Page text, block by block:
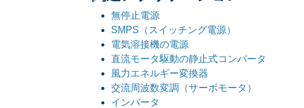
無停止電源
SMPS（スイッチング電源）
電気溶接機の電源
直流モータ駆動の静止式コンバータ
風力エネルギー変換器
交流周波数変調（サーボモータ）
インバータ